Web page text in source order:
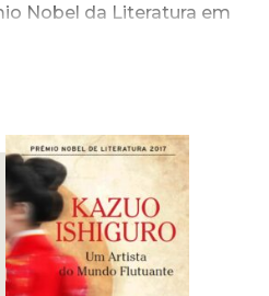
Nobel da Literatura em
as outras distinções que
do Império Britânico e
como Cavaleiro da
se ainda
de argumentos para
escreveu para o filme
nomeações para os